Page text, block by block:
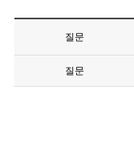
질문
질문